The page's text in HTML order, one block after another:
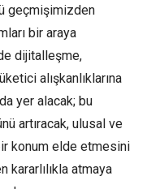
geçmişimizden
bir araya
dijitalleşme,
alışkanlıklarına
yer alacak; bu
artıracak, ulusal ve
konum elde etmesini
kararlılıkla atmaya